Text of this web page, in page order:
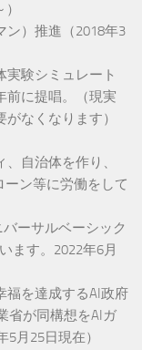
ン）推進（2018年3
実験シミュレート
前に提唱。（現実
なくなります）
自治体を作り、
ン等に労働をして
ーサルベーシック
ます。2022年6月
福を達成するAI政府
省が同構想をAIガ
月25日現在）